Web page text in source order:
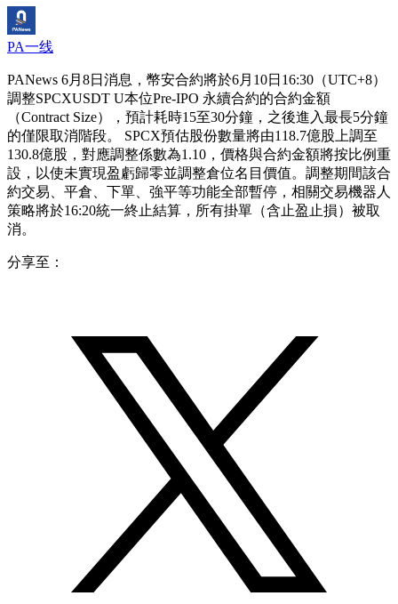
PA一线
PANews 6月8日消息，幣安合約將於6月10日16:30（UTC+8）
調整SPCXUSDT U本位Pre-IPO 永續合約的合約金額
（Contract Size），預計耗時15至30分鐘，之後進入最長5分鐘
的僅限取消階段。 SPCX預估股份數量將由118.7億股上調至
130.8億股，對應調整係數為1.10，價格與合約金額將按比例重
設，以使未實現盈虧歸零並調整倉位名目價值。調整期間該合
約交易、平倉、下單、強平等功能全部暫停，相關交易機器人
策略將於16:20統一終止結算，所有掛單（含止盈止損）被取
消。
分享至：